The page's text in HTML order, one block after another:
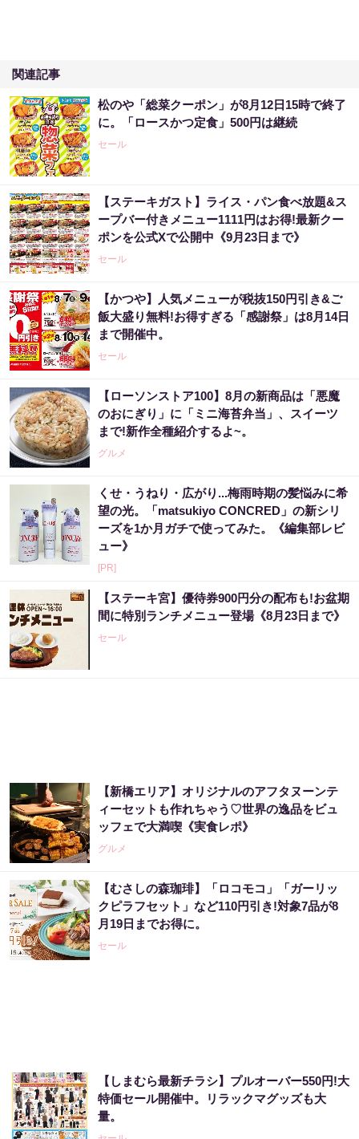
関連記事
松のや「総菜クーポン」が8月12日15時で終了
に。「ロースかつ定食」500円は継続
セール
【ステーキガスト】ライス・パン食べ放題&ス
ープバー付きメニュー1111円はお得!最新クー
ポンを公式Xで公開中《9月23日まで》
セール
【かつや】人気メニューが税抜150円引き&ご
飯大盛り無料!お得すぎる「感謝祭」は8月14日
まで開催中。
セール
【ローソンストア100】8月の新商品は「悪魔
のおにぎり」に「ミニ海苔弁当」、スイーツ
まで!新作全種紹介するよ~。
グルメ
くせ・うねり・広がり...梅雨時期の髪悩みに希
望の光。「matsukiyo CONCRED」の新シリ
ーズを1か月ガチで使ってみた。《編集部レビ
ュー》
[PR]
【ステーキ宮】優待券900円分の配布も!お盆期
間に特別ランチメニュー登場《8月23日まで》
セール
【新橋エリア】オリジナルのアフタヌーンテ
ィーセットも作れちゃう♡世界の逸品をビュ
ッフェで大満喫《実食レポ》
グルメ
【むさしの森珈琲】「ロコモコ」「ガーリッ
クピラフセット」など110円引き!対象7品が8
月19日までお得に。
セール
【しまむら最新チラシ】プルオーバー550円!大
特価セール開催中。リラックマグッズも大
量。